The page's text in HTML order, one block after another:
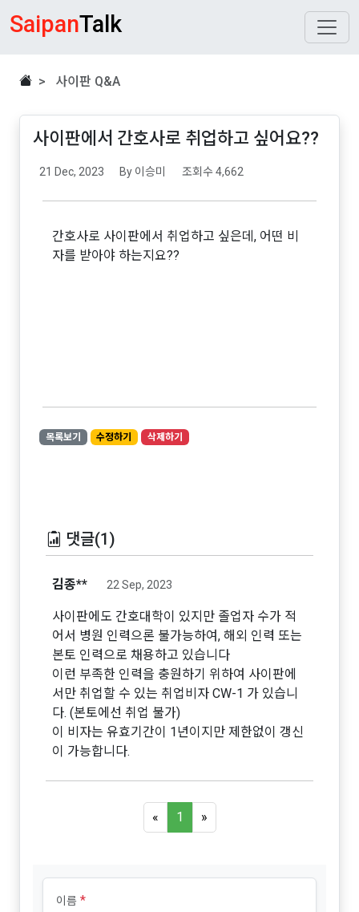
SaipanTalk
> 사이판 Q&A
사이판에서 간호사로 취업하고 싶어요??
21 Dec, 2023 By 이승미 조회수 4,662
간호사로 사이판에서 취업하고 싶은데, 어떤 비
자를 받아야 하는지요??
목록보기 수정하기 삭제하기
댓글(1)
김종** 22 Sep, 2023
사이판에도 간호대학이 있지만 졸업자 수가 적
어서 병원 인력으론 불가능하여, 해외 인력 또는
본토 인력으로 채용하고 있습니다
이런 부족한 인력을 충원하기 위하여 사이판에
서만 취업할 수 있는 취업비자 CW-1 가 있습니
다. (본토에선 취업 불가)
이 비자는 유효기간이 1년이지만 제한없이 갱신
이 가능합니다.
« 1 »
이름 *